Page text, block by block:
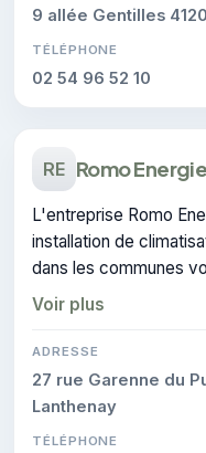
9 allée Gentilles
TÉLÉPHONE
02 54 96 52 10
RE Romo
L'entreprise Romo
installation de
dans les communes
gage de conformité
Voir plus
ADRESSE
27 rue Garenne du
Lanthenay
TÉLÉPHONE